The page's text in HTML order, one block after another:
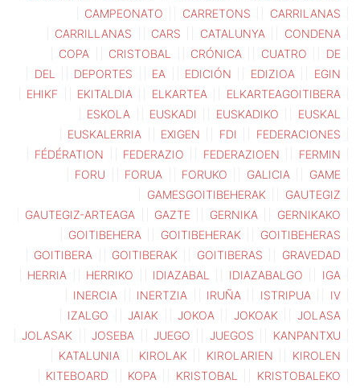
CAMPEONATO
CARRETONS
CARRILANAS
CARRILLANAS
CARS CATALUNYA
CONDENA
COPA
CRISTOBAL CRÓNICA CUATRO
DE
DEL
DEPORTES EA EDICIÓN EDIZIOA
EGIN
EHIKF
EKITALDIA ELKARTEA
ELKARTEAGOITIBERA
ESKOLA
EUSKADI EUSKADIKO
EUSKAL
EUSKALERRIA
EXIGEN FDI
FEDERACIONES
FÉDÉRATION
FEDERAZIO FEDERAZIOEN
FERMIN
FORU
FORUA FORUKO GALICIA
GAME
GAMESGOITIBEHERAK
GAUTEGIZ
GAUTEGIZ-ARTEAGA
GAZTE GERNIKA
GERNIKAKO
GOITIBEHERA
GOITIBEHERAK
GOITIBEHERAS
GOITIBERA
GOITIBERAK GOITIBERAS
GRAVEDAD
HERRIA
HERRIKO IDIAZABAL IDIAZABALGO
IGA
INERCIA
INERTZIA IRUÑA ISTRIPUA
IV
IZALGO
JAIAK JOKOA JOKOAK
JOLASA
JOLASAK
JOSEBA JUEGO JUEGOS
KANPANTXU
KATALUNIA
KIROLAK KIROLARIEN
KIROLEN
KITEBOARD
KOPA KRISTOBAL
KRISTOBALEKO